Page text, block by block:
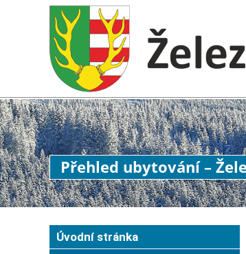
Přehled ubytování –
Úvodní stránka